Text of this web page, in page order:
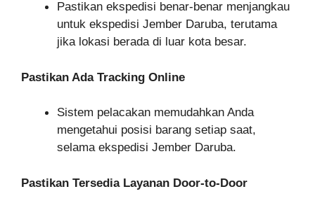
Pastikan ekspedisi benar-benar menjangkau
untuk ekspedisi Jember Daruba, terutama
jika lokasi berada di luar kota besar.
Pastikan Ada Tracking Online
Sistem pelacakan memudahkan Anda
mengetahui posisi barang setiap saat,
selama ekspedisi Jember Daruba.
Pastikan Tersedia Layanan Door-to-Door